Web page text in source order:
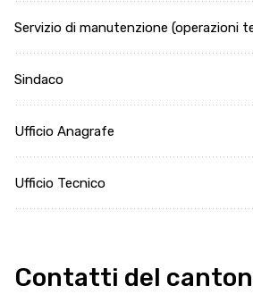
Servizio di manutenzione (operazioni
Sindaco
Ufficio Anagrafe
Ufficio Tecnico
Contatti del